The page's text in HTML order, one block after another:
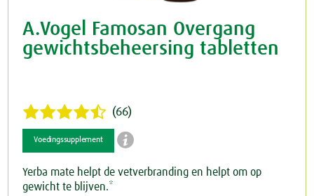
A.Vogel Famosan Overgang
gewichtsbeheersing tabletten
(66)
Voedingssupplement 
Yerba mate helpt de vetverbranding en helpt om op
gewicht te blijven.*